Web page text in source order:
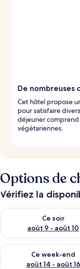
De nombreuses
Cet hôtel propose
pour satisfaire
déjeuner
végétariennes.
Options de
Vérifiez la
Ce soir
août 9 - août 10
Vérifier la disponibilité
Ce week-end
août 14 - août 16
Vérifier la disponibilité